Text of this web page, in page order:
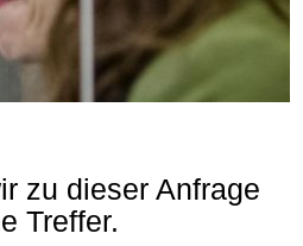
zu dieser Anfrage
Treffer.